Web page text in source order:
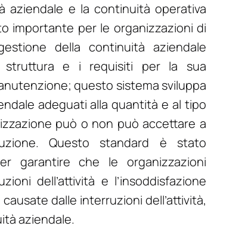
aziendale e la continuità operativa
importante per le organizzazioni di
della continuità aziendale
struttura e i requisiti per la sua
questo sistema sviluppa
adeguati alla quantità e al tipo
può o non può accettare a
Questo standard è stato
garantire che le organizzazioni
dell’attività e l’insoddisfazione
dalle interruzioni dell’attività,
aziendale.